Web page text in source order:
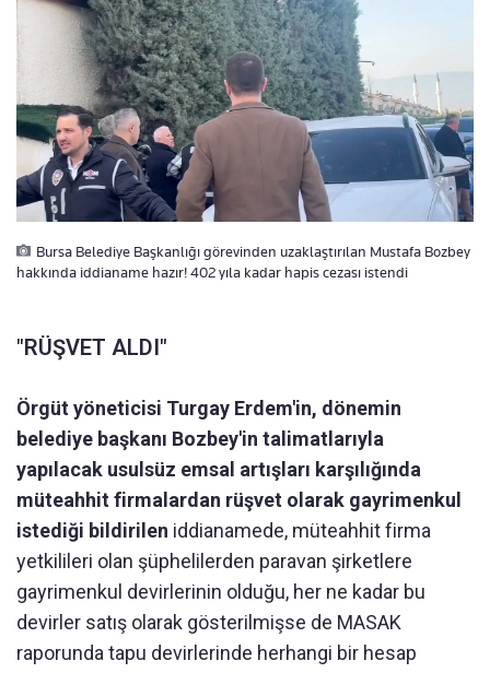
Bursa Belediye Başkanlığı görevinden uzaklaştırılan Mustafa Bozbey
hakkında iddianame hazır! 402 yıla kadar hapis cezası istendi
"RÜŞVET ALDI"
Örgüt yöneticisi Turgay Erdem'in, dönemin
belediye başkanı Bozbey'in talimatlarıyla
yapılacak usulsüz emsal artışları karşılığında
müteahhit firmalardan rüşvet olarak gayrimenkul
istediği bildirilen iddianamede, müteahhit firma
yetkilileri olan şüphelilerden paravan şirketlere
gayrimenkul devirlerinin olduğu, her ne kadar bu
devirler satış olarak gösterilmişse de MASAK
raporunda tapu devirlerinde herhangi bir hesap